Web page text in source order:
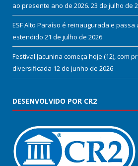
ao presente ano de 2026. 23 de julho de
ESF Alto Paraíso é reinaugurada e
estendido 21 de julho de 2026
Festival Jacunina começa hoje (12), com
diversificada 12 de junho de 2026
DESENVOLVIDO POR CR2